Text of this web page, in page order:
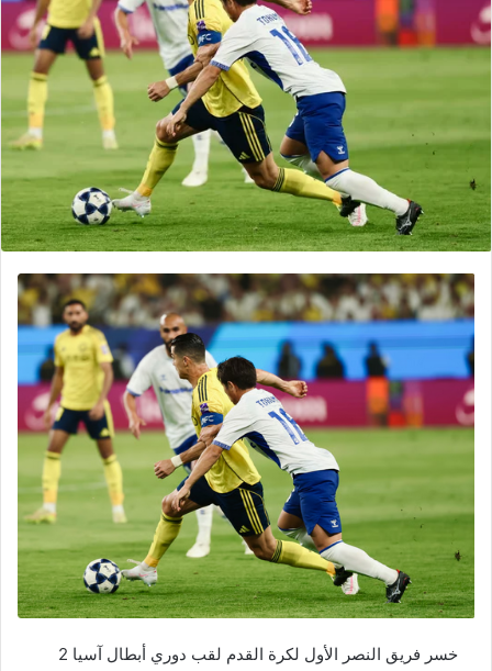
خسر فريق النصر الأول لكرة القدم لقب دوري أبطال آسيا 2